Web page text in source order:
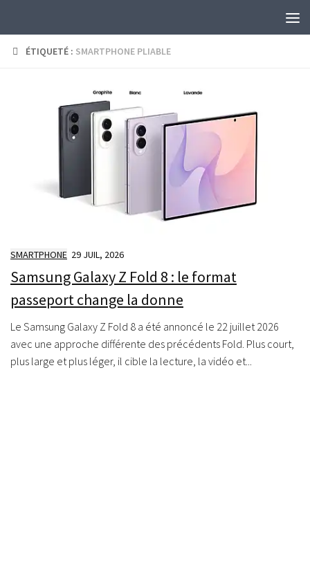
ÉTIQUETÉ : SMARTPHONE PLIABLE
SMARTPHONE 29 JUIL, 2026
Samsung Galaxy Z Fold 8 : le format
passeport change la donne
Le Samsung Galaxy Z Fold 8 a été annoncé le 22 juillet 2026
avec une approche différente des précédents Fold. Plus court,
plus large et plus léger, il cible la lecture, la vidéo et...